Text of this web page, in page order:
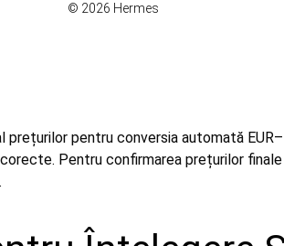
© 2026 Hermes
pentru conversia automată
Pentru confirmarea prețurilor